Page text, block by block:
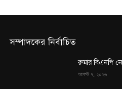
সম্পাদকের নির্বাচিত
রুমার বিএনপি
আগস্ট ৭, ২০২৬